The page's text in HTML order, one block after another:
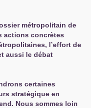
métropolitain de
actions concrètes
l’effort de
aussi le débat
certaines
stratégique en
Nous sommes loin